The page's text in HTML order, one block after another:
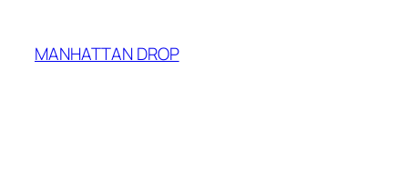
MANHATTAN DROP